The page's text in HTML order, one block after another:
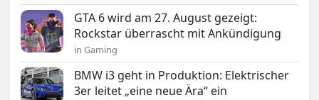
GTA 6 wird am 27. August gezeigt:
Rockstar überrascht mit Ankündigung
in Gaming
BMW i3 geht in Produktion: Elektrischer
3er leitet „eine neue Ära“ ein